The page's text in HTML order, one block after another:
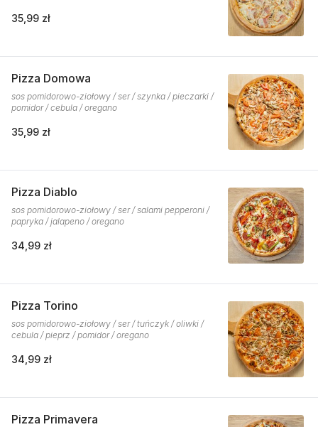
35,99 zł
Pizza Domowa
sos pomidorowo-ziołowy / ser / szynka / pieczarki /
pomidor / cebula / oregano
35,99 zł
Pizza Diablo
sos pomidorowo-ziołowy / ser / salami pepperoni /
papryka / jalapeno / oregano
34,99 zł
Pizza Torino
sos pomidorowo-ziołowy / ser / tuńczyk / oliwki /
cebula / pieprz / pomidor / oregano
34,99 zł
Pizza Primavera